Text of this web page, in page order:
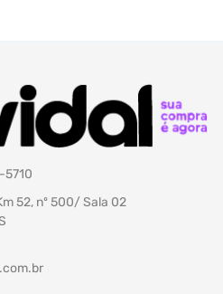
52, nº 500/ Sala 02